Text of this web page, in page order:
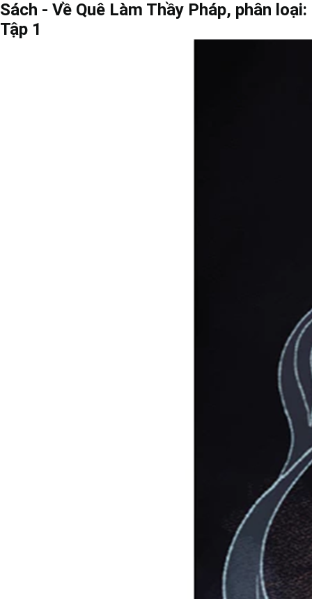
Sách - Về Quê Làm Thầy Pháp, phân loại:
Tập 1